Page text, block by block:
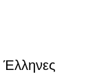
Έλληνες